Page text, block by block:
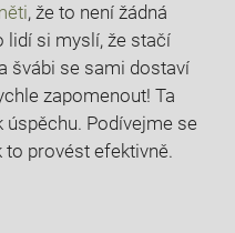
, že to není žádná
lidí si ‌myslí, že stačí
‍švábi se‌ sami​ dostaví
zapomenout! Ta
úspěchu. Podívejme se
to provést efektivně.